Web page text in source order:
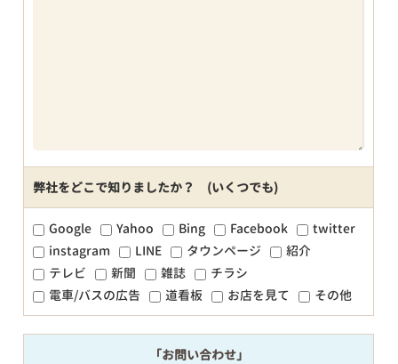
弊社をどこで知りましたか？ (いくつでも)
Google Yahoo Bing Facebook
twitter
instagram
LINE タウンページ
紹介
テレビ
新聞 雑誌
チラシ
電車/バスの広告
道看板 お店を見て その他
「お問い合わせ」